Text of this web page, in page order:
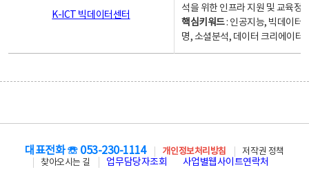
K-ICT 빅데이터센터
석을 위한 인프라 지원 및 교육정
핵심키워드: 인공지능, 빅데이터,
명, 소셜분석, 데이터 크리에이터
대표전화 ☏ 053-230-1114 개인정보처리방침
저작권 정책
찾아오시는 길
업무담당자조회 사업별웹사이트연락처